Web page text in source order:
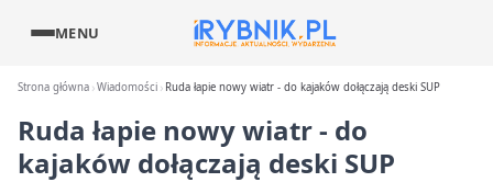
MENU
Strona główna Wiadomości Ruda łapie nowy wiatr - do kajaków dołączają deski SUP
Ruda łapie nowy wiatr - do
kajaków dołączają deski SUP